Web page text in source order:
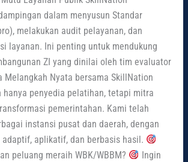
dalam menyusun Standar
melakukan audit pelayanan, dan
layanan. Ini penting untuk mendukung
ZI yang dinilai oleh tim evaluator
Melangkah Nyata bersama SkillNation
hanya penyedia pelatihan, tetapi mitra
pemerintahan. Kami telah
instansi pusat dan daerah, dengan
adaptif, aplikatif, dan berbasis hasil.
peluang meraih WBK/WBBM?
Ingin